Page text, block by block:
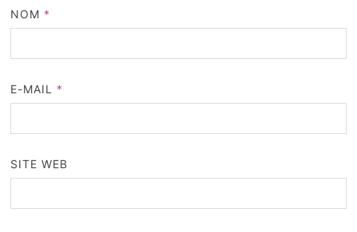
NOM *
E-MAIL *
SITE WEB